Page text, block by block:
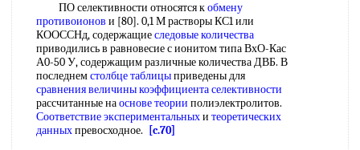
ПО селективности относятся кобмену
противоионов и [80]. 0,1 М растворы КС1 или
КООССНд, содержащиеследовые количества
приводились в равновесие с ионитом типа ВхО-Кас
А0-50 У, содержащим различные количества ДВБ. В
последнемстолбце таблицыприведены для
сравнения величиныкоэффициента селективности
рассчитанные наоснове теории полиэлектролитов.
Соответствие экспериментальныхи теоретических
данныхпревосходное.
[c.70]